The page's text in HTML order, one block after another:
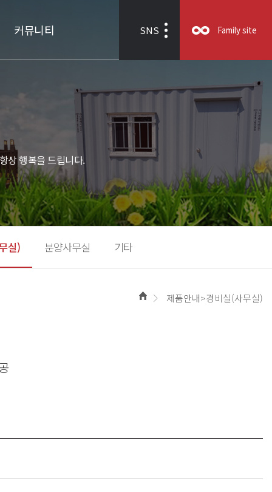
커뮤니티 SNS Family site
상 행복을 드립니다.
실) 분양사무실 기타
제품안내>경비실(사무실)